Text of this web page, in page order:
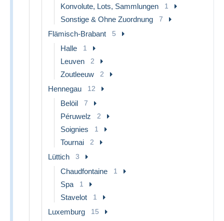
Konvolute, Lots, Sammlungen 1
Sonstige & Ohne Zuordnung 7
Flämisch-Brabant 5
Halle 1
Leuven 2
Zoutleeuw 2
Hennegau 12
Belöil 7
Péruwelz 2
Soignies 1
Tournai 2
Lüttich 3
Chaudfontaine 1
Spa 1
Stavelot 1
Luxemburg 15